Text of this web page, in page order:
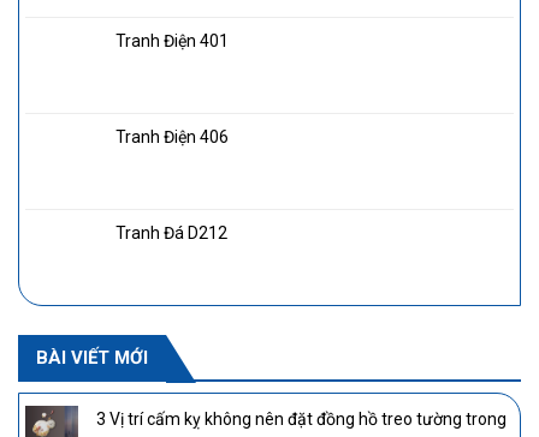
Tranh Điện 401
Tranh Điện 406
Tranh Đá D212
BÀI VIẾT MỚI
3 Vị trí cấm kỵ không nên đặt đồng hồ treo tường trong